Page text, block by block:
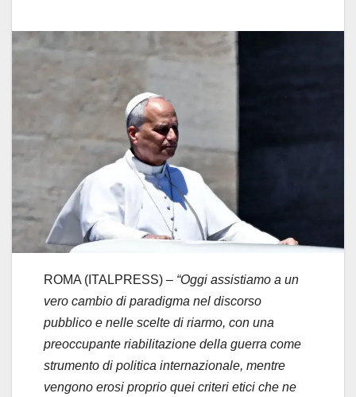
ROMA (ITALPRESS) – “Oggi assistiamo a un
vero cambio di paradigma nel discorso
pubblico e nelle scelte di riarmo, con una
preoccupante riabilitazione della guerra come
strumento di politica internazionale, mentre
vengono erosi proprio quei criteri etici che ne